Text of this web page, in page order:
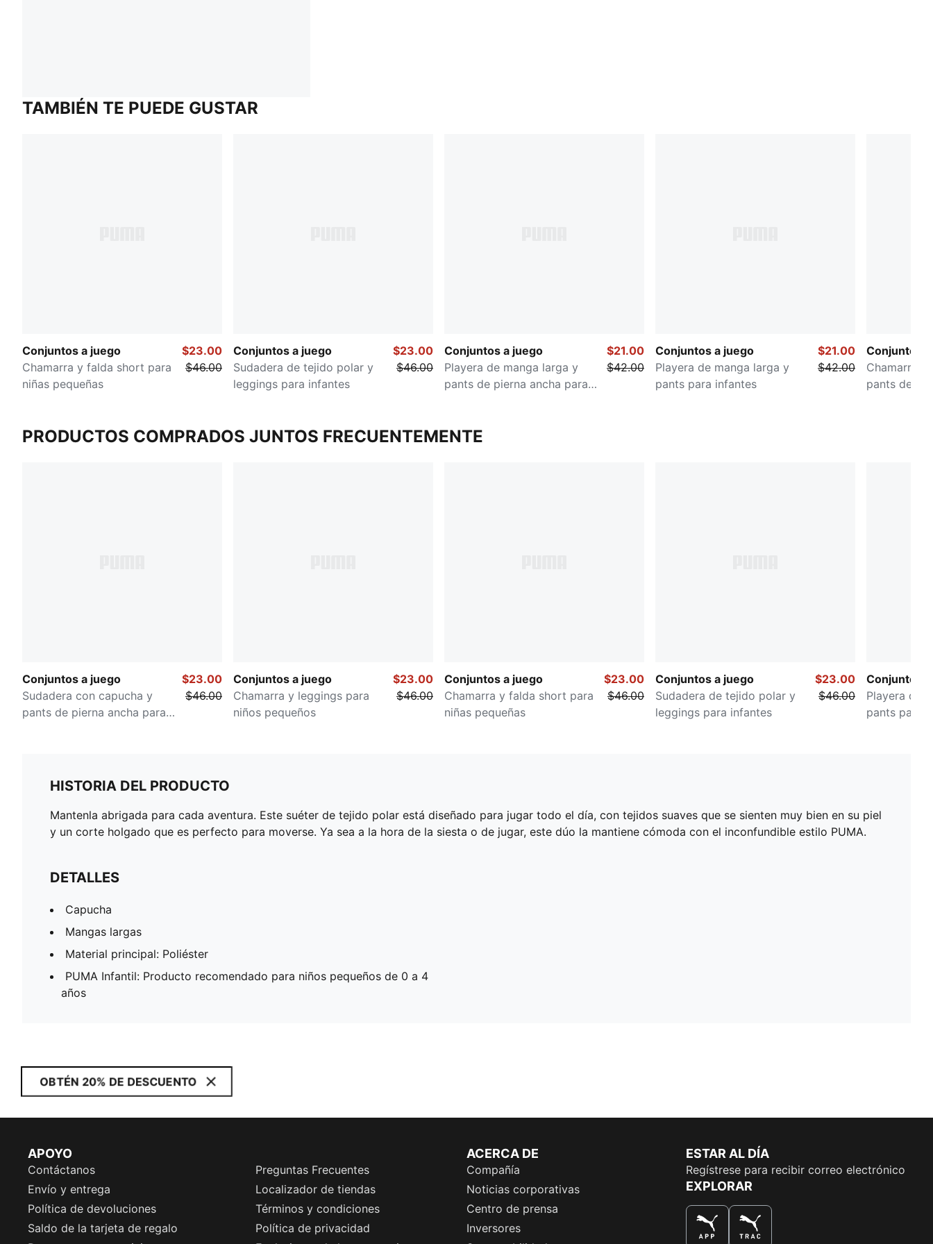
TAMBIÉN TE PUEDE GUSTAR
Conjuntos a juego
Chamarra y falda short para
niñas pequeñas
$23.00
$46.00
Conjuntos a juego
Sudadera de tejido polar y
leggings para infantes
$23.00
$46.00
Conjuntos a juego
Playera de manga larga y
pants de pierna ancha para
$21.00
$42.00
Conjuntos a juego
Playera de manga larga y
pants para infantes
$21.00
$42.00
Conjuntos
Chamarra
pants de
PRODUCTOS COMPRADOS JUNTOS FRECUENTEMENTE
Conjuntos a juego
Sudadera con capucha y
pants de pierna ancha para
$23.00
$46.00
Conjuntos a juego
Chamarra y leggings para
niños pequeños
$23.00
$46.00
Conjuntos a juego
Chamarra y falda short para
niñas pequeñas
$23.00
$46.00
Conjuntos a juego
Sudadera de tejido polar y
leggings para infantes
$23.00
$46.00
Conjuntos
Playera de
pants para
HISTORIA DEL PRODUCTO
Mantenla abrigada para cada aventura. Este suéter de tejido polar está diseñado para jugar todo el día, con tejidos suaves que se sienten muy bien en su piel
y un corte holgado que es perfecto para moverse. Ya sea a la hora de la siesta o de jugar, este dúo la mantiene cómoda con el inconfundible estilo PUMA.
DETALLES
Capucha
Mangas largas
Material principal: Poliéster
PUMA Infantil: Producto recomendado para niños pequeños de 0 a 4
años
OBTÉN 20% DE DESCUENTO
APOYO
Contáctanos
Preguntas Frecuentes
Envío y entrega
Localizador de tiendas
Política de devoluciones
Términos y condiciones
Saldo de la tarjeta de regalo
Política de privacidad
ACERCA DE
Compañía
Noticias corporativas
Centro de prensa
Inversores
ESTAR AL DÍA
Regístrese para recibir correo electrónico
EXPLORAR